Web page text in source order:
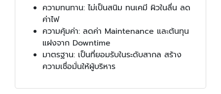
ความทนทาน: ไม่เป็นสนิม ทนเคมี ผิวในลื่น ลด
ค่าไฟ
ความคุ้มค่า: ลดค่า Maintenance และต้นทุน
แฝงจาก Downtime
มาตรฐาน: เป็นที่ยอมรับในระดับสากล สร้าง
ความเชื่อมั่นให้ผู้บริหาร